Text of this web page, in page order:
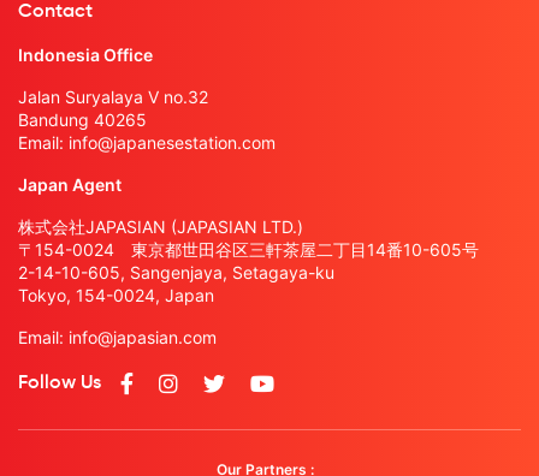
Contact
Indonesia Office
Jalan Suryalaya V no.32
Bandung 40265
Email: info@japanesestation.com
Japan Agent
株式会社JAPASIAN (JAPASIAN LTD.)
〒154-0024 東京都世田谷区三軒茶屋二丁目14番10-605号
2-14-10-605, Sangenjaya, Setagaya-ku
Tokyo, 154-0024, Japan
Email: info@japasian.com
Follow Us
Our Partners :